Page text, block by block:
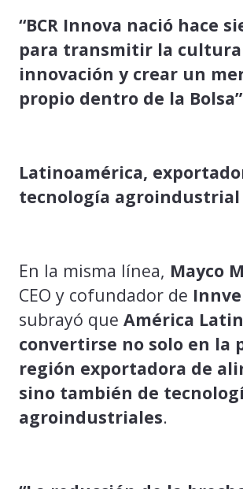
“BCR Innova nació hace
para transmitir la cultura
innovación y crear un
propio dentro de la Bolsa”
Latinoamérica,
tecnología agroindustrial
En la misma línea, Mayco
CEO y cofundador de
subrayó que América
convertirse no solo en la
región exportadora de
sino también de
agroindustriales.